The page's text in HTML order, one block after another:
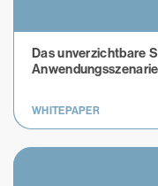
Das unverzichtbare
WHITEPAPER